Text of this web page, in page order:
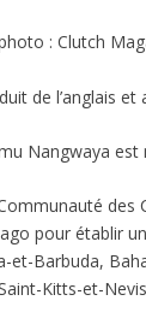
: Clutch
de l’anglais
Nangwaya est
des
pour établir
et-Barbuda,
Kitts-et-